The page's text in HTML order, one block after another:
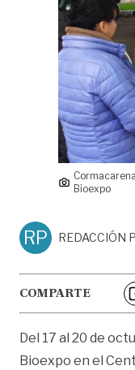
Bioexpo
RP REDACCIÓN
COMPARTE
Del 17 al 20 de
Bioexpo en el